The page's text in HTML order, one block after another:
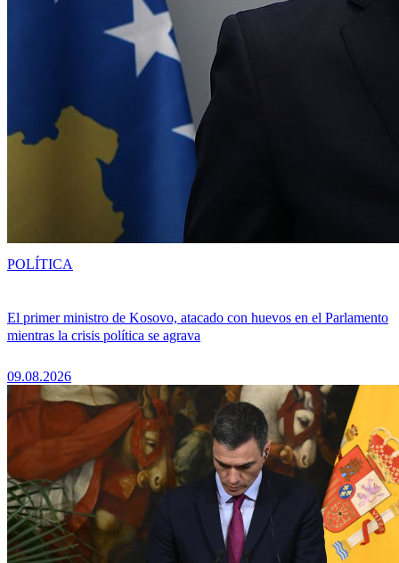
El primer ministro de Kosovo, atacado con huevos en el Parlamento
mientras la crisis política se agrava
09.08.2026
POLÍTICA